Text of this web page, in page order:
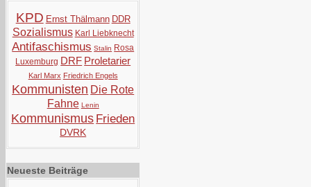
KPD Ernst Thälmann DDR
Sozialismus Karl Liebknecht
Antifaschismus Stalin Rosa
Luxemburg DRF Proletarier
Karl Marx Friedrich Engels
Kommunisten Die Rote
Fahne Lenin
Kommunismus Frieden
DVRK
Neueste Beiträge